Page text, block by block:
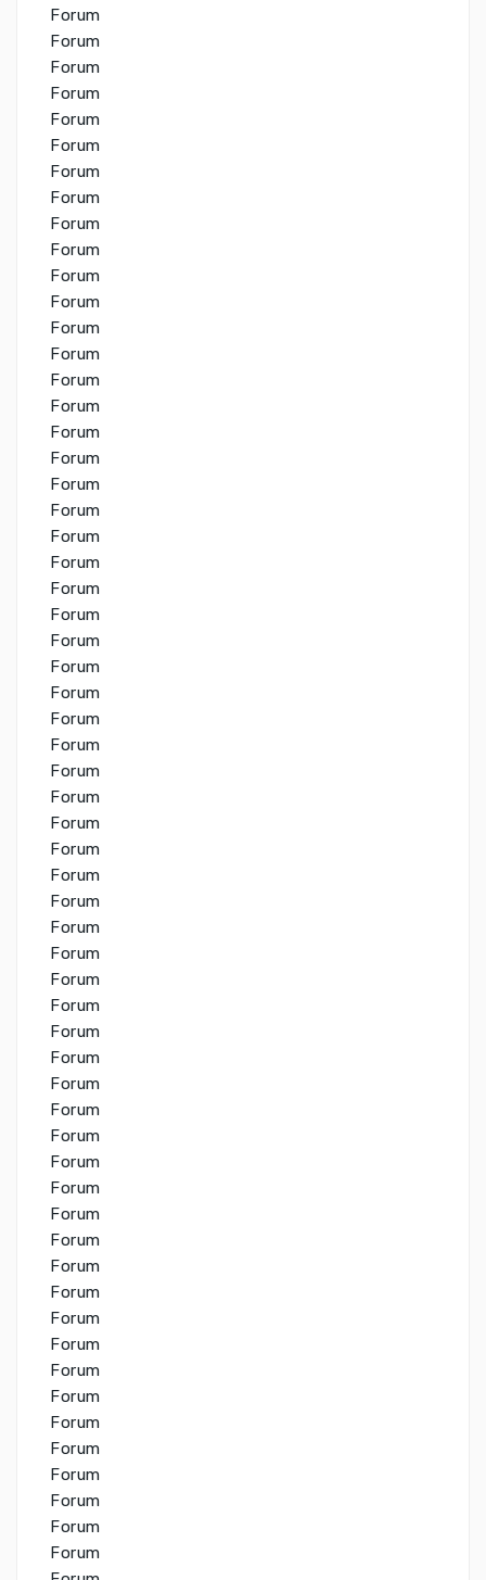
Forum
Forum
Forum
Forum
Forum
Forum
Forum
Forum
Forum
Forum
Forum
Forum
Forum
Forum
Forum
Forum
Forum
Forum
Forum
Forum
Forum
Forum
Forum
Forum
Forum
Forum
Forum
Forum
Forum
Forum
Forum
Forum
Forum
Forum
Forum
Forum
Forum
Forum
Forum
Forum
Forum
Forum
Forum
Forum
Forum
Forum
Forum
Forum
Forum
Forum
Forum
Forum
Forum
Forum
Forum
Forum
Forum
Forum
Forum
Forum